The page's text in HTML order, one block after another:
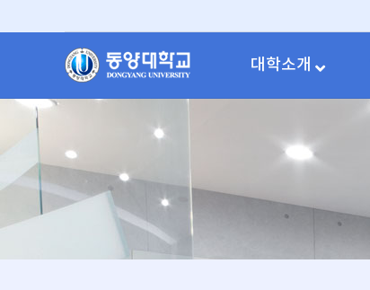
대학소개